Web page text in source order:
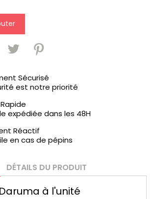
Sécurisé
est notre priorité
expédiée dans les 48H
Réactif
en cas de pépins
DÉTAILS DU PRODUIT
à l'unité